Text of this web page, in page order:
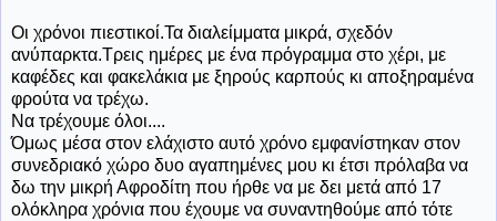
Οι χρόνοι πιεστικοί.Τα διαλείμματα μικρά, σχεδόν
ανύπαρκτα.Τρεις ημέρες με ένα πρόγραμμα στο χέρι, με
καφέδες και φακελάκια με ξηρούς καρπούς κι αποξηραμένα
φρούτα να τρέχω.
Να τρέχουμε όλοι....
Όμως μέσα στον ελάχιστο αυτό χρόνο εμφανίστηκαν στον
συνεδριακό χώρο δυο αγαπημένες μου κι έτσι πρόλαβα να
δω την μικρή Αφροδίτη που ήρθε να με δει μετά από 17
ολόκληρα χρόνια που έχουμε να συναντηθούμε από τότε